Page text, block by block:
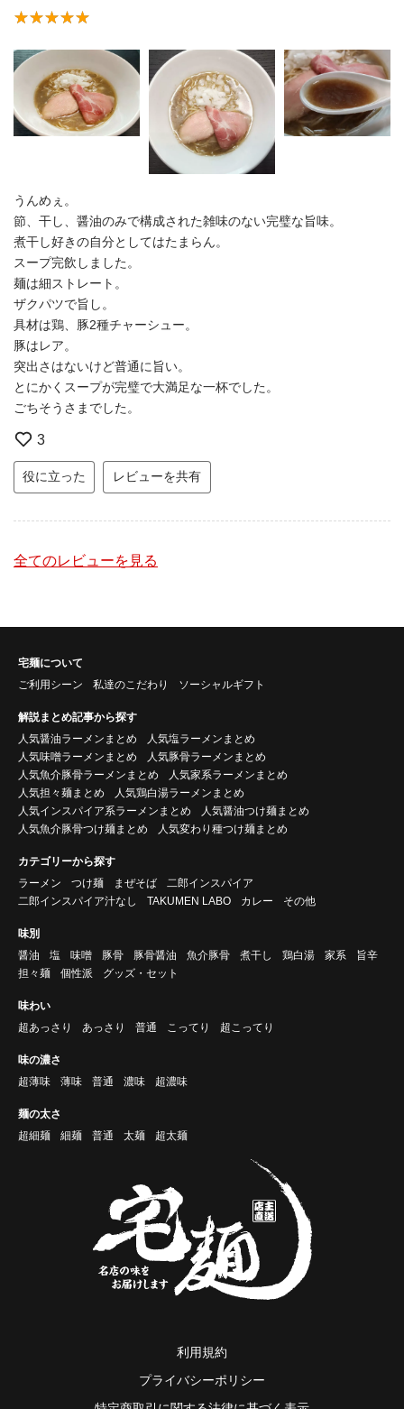
うんめぇ。
節、干し、醤油のみで構成された雑味のない完璧な旨味。
煮干し好きの自分としてはたまらん。
スープ完飲しました。
麺は細ストレート。
ザクパツで旨し。
具材は鶏、豚2種チャーシュー。
豚はレア。
突出さはないけど普通に旨い。
とにかくスープが完璧で大満足な一杯でした。
ごちそうさまでした。
3
役に立った レビューを共有
全てのレビューを見る
宅麺について
ご利用シーン
私達のこだわり ソーシャルギフト
解説まとめ記事から探す
人気醤油ラーメンまとめ
人気塩ラーメンまとめ
人気味噌ラーメンまとめ
人気豚骨ラーメンまとめ
人気魚介豚骨ラーメンまとめ
人気家系ラーメンまとめ
人気担々麺まとめ
人気鶏白湯ラーメンまとめ
人気インスパイア系ラーメンまとめ
人気醤油つけ麺まとめ
人気魚介豚骨つけ麺まとめ
人気変わり種つけ麺まとめ
カテゴリーから探す
ラーメン
つけ麺 まぜそば
二郎インスパイア
二郎インスパイア汁なし
TAKUMEN LABO カレー その他
味別
醤油
塩 味噌 豚骨 豚骨醤油 魚介豚骨 煮干し 鶏白湯 家系
旨辛
担々麺
個性派 グッズ・セット
味わい
超あっさり
あっさり 普通 こってり 超こってり
味の濃さ
超薄味
薄味 普通 濃味 超濃味
麺の太さ
超細麺
細麺 普通 太麺 超太麺
利用規約
プライバシーポリシー